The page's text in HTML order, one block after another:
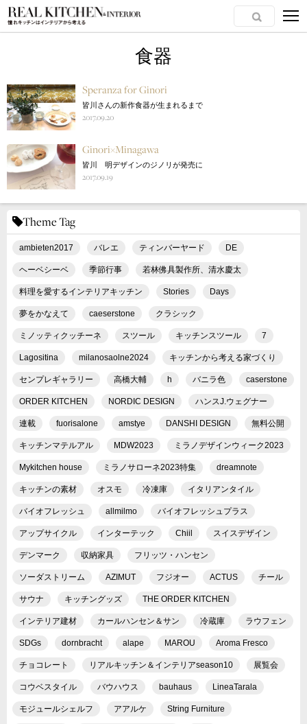
食器
Speranza for Ginori
皆川さんの新作食器が生まれるまで
2017.09.20
Ginori×Minagawa
皆川 明デザインのジノリが発売に
2017.09.19
Theme Tag
ambieten2017 バレエ ティンバーヤード DE
ヘーベシーベ 季節行事 若林佛具製作所、清水慶太
料理を愛するインテリアキッチン Stories Days
夢をかなえて caeserstone クラシック
ミノッティクッチーネ スツール キッチンスツール 7
Lagositina milanosaolne2024 キッチンから考える家づくり
センプレギャラリー 高橋大輔 h バニラ色 caserstone
ORDER KITCHEN NORDIC DESIGN ハンスJ.ウェグナー
連載 fuorisalone amstye DANSHI DESIGN 無料公開
キッチンマテルアル MDW2023 ミラノデザインウィーク2023
Mykitchen house ミラノサローネ2023特集 dreamnote
キッチンの素材 オスモ 冷凍庫 イタリアンタイル
バイオフレッシュ allmilmo バイオフレッシュプラス
アップサイクル インターテック Chiil スイスデザイン
デンマーク 収納家具 フリッツ・ハンセン
ソーダストリーム AZIMUT フジオー ACTUS チール
サウナ キッチングッズ THE ORDER KITCHEN
インテリア建材 カールハンセン＆サン 冷蔵庫 ラウフェン
SDGs dornbracht alape MAROU Aroma Fresco
チョコレート リアルキッチン＆インテリアseason10 展覧会
コウベスタイル バウハウス bauhaus LineaTarala
モジュールシェルフ アアルケ String Furniture